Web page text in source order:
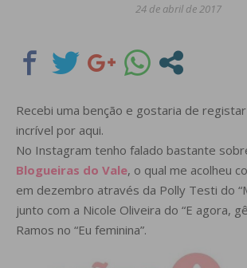
24 de abril de 2017
Recebi uma benção e gostaria de
incrível por aqui.
No Instagram tenho falado bastante
Blogueiras do Vale, o qual me acolheu
em dezembro através da Polly Testi do
junto com a Nicole Oliveira do “E agora,
Ramos no “Eu feminina”.